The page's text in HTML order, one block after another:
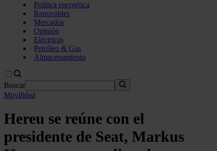
Política energética
Renovables
Mercados
Opinión
Eléctricas
Petróleo & Gas
Almacenamiento
Buscar
Movilidad
Hereu se reúne con el
presidente de Seat, Markus